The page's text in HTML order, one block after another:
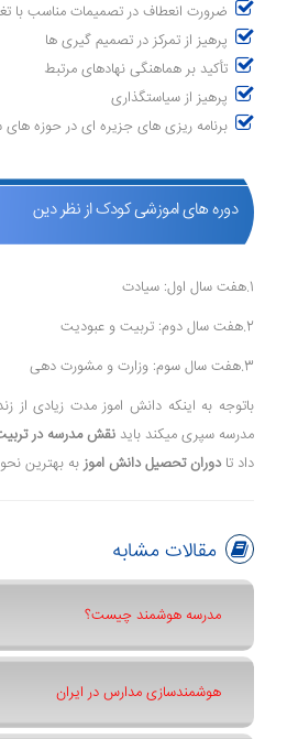
ضرورت انعطاف در تصمیمات مناسب با
پرهیز از تمرکز در تصمیم گیری ها
تأکید بر هماهنگی نهادهای مرتبط
پرهیز از سیاستگذاری
برنامه ریزی های جزیره ای در حوزه
دوره های اموزشی کودک از نظر دین
1.هفت سال اول: سیادت
2.هفت سال دوم: تربیت و عبودیت
3.هفت سال سوم: وزارت و مشورت دهی
باتوجه به اینکه دانش اموز مدت زیادی از
مدرسه سپری میکند باید نقش مدرسه در
داد تادوران تحصیل دانش اموزبه بهترین
مقالات مشابه
مدرسه هوشمند چیست؟
هوشمندسازی مدارس در ایران